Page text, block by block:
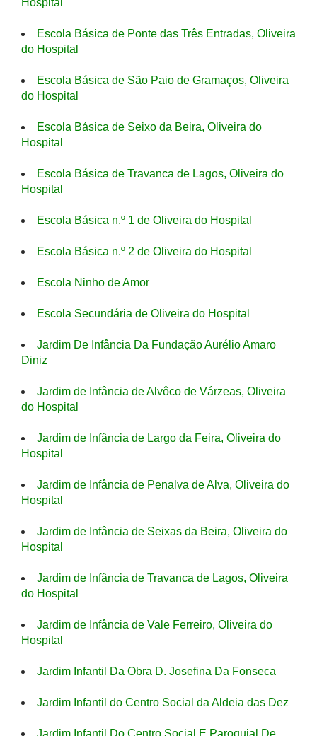
Hospital
Escola Básica de Ponte das Três Entradas, Oliveira
do Hospital
Escola Básica de São Paio de Gramaços, Oliveira
do Hospital
Escola Básica de Seixo da Beira, Oliveira do
Hospital
Escola Básica de Travanca de Lagos, Oliveira do
Hospital
Escola Básica n.º 1 de Oliveira do Hospital
Escola Básica n.º 2 de Oliveira do Hospital
Escola Ninho de Amor
Escola Secundária de Oliveira do Hospital
Jardim De Infância Da Fundação Aurélio Amaro
Diniz
Jardim de Infância de Alvôco de Várzeas, Oliveira
do Hospital
Jardim de Infância de Largo da Feira, Oliveira do
Hospital
Jardim de Infância de Penalva de Alva, Oliveira do
Hospital
Jardim de Infância de Seixas da Beira, Oliveira do
Hospital
Jardim de Infância de Travanca de Lagos, Oliveira
do Hospital
Jardim de Infância de Vale Ferreiro, Oliveira do
Hospital
Jardim Infantil Da Obra D. Josefina Da Fonseca
Jardim Infantil do Centro Social da Aldeia das Dez
Jardim Infantil Do Centro Social E Paroquial De